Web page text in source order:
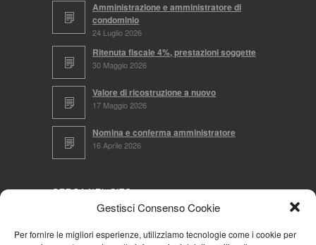
Gestisci Consenso Cookie
Per fornire le migliori esperienze, utilizziamo tecnologie come i cookie per
Amministrazione e amministratore di
condominio
24 Luglio 2026
Ritenuta fiscale 4%, prestazioni soggette
30 Maggio 2026
Valore di ricostruzione a nuovo
17 Maggio 2026
Nomina e conferma amministratore
16 Aprile 2026
CERCA NEL SITO